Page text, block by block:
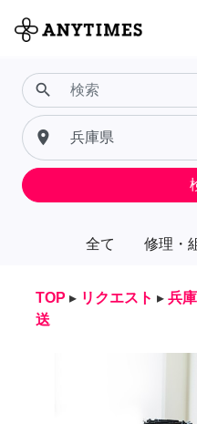
全て 修理・
search
place
TOP ▸ リクエスト ▸ 兵
送